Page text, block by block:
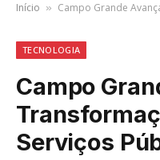
Início » Campo Grande Avança
TECNOLOGIA
Campo
Serviços